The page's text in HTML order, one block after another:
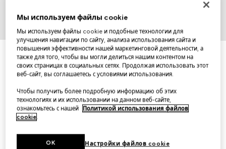
5
Rectangular optical frame
Мы используем файлы cookie
Мы используем файлы cookie и подобные технологии для
улучшения навигации по сайту, анализа использования сайта и
повышения эффективности нашей маркетинговой деятельности, а
также для того, чтобы вы могли делиться нашим контентом на
своих страницах в социальных сетях. Продолжая использовать этот
веб-сайт, вы соглашаетесь с условиями использования.
Чтобы получить более подробную информацию об этих
технологиях и их использовании на данном веб-сайте,
ознакомьтесь с нашей
Политикой использования файлов
cookie.
Настройки файлов cookie
OK